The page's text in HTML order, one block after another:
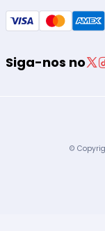
Siga-nos no
©